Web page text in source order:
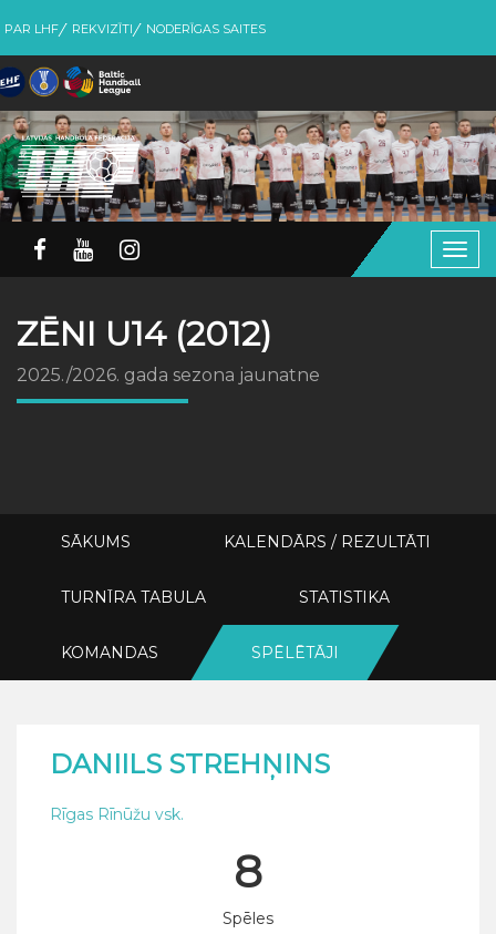
PAR LHF REKVIZĪTI NODERĪGAS SAITES
ZĒNI U14 (2012)
2025./2026. gada sezona jaunatne
SĀKUMS KALENDĀRS / REZULTĀTI
TURNĪRA TABULA STATISTIKA
KOMANDAS SPĒLĒTĀJI
DANIILS STREHŅINS
Rīgas Rīnūžu vsk.
8
Spēles